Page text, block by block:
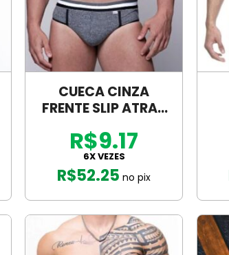
CUECA CINZA
FRENTE SLIP ATRAS
R$52.25 no pix
R$9.17
6X VEZES